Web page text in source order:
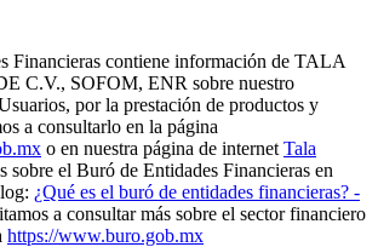
Financieras contiene información de TALA
C.V., SOFOM, ENR sobre nuestro
por la prestación de productos y
a consultarlo en la página
o en nuestra página de internet Tala
sobre el Buró de Entidades Financieras en
¿Qué es el buró de entidades financieras? -
a consultar más sobre el sector financiero
https://www.buro.gob.mx